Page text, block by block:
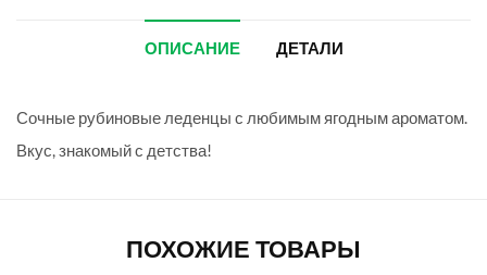
ОПИСАНИЕ ДЕТАЛИ
Сочные рубиновые леденцы с любимым ягодным ароматом.
Вкус, знакомый с детства!
ПОХОЖИЕ ТОВАРЫ